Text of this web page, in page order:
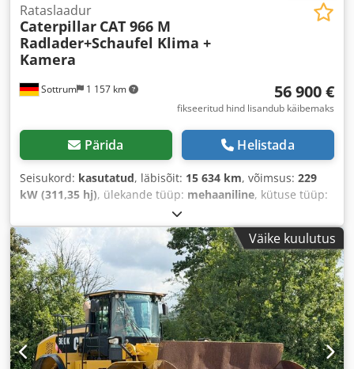
Sottrum 1 157 km
Rataslaadur
Caterpillar CAT 966 M
Radlader+Schaufel Klima +
Kamera
56 900 €
fikseeritud hind lisandub käibemaks
Pärida Helistada
Seisukord: kasutatud, läbisõit: 15 634 km, võimsus: 229
kW (311,35 hj), ülekande tüüp: mehaaniline, kütuse tüüp:
, kogumass:
23 200 kg, maksimaalne kandevõime:15 000 kg, telje
konfiguratsioon:
, istekohtade arv:1, esmane
registreerimine:
, pidurid:mootoriga
pidurdamine, Ehitusaasta:2016, töötunnid:15 634 h, juhi
kabiin:päevakabiin, Varustus:diferentsiaali lukk,
immobilisaatorisüsteem, kabiin, kliimaseade, nelikvedu,
pardaarvuti, parkimissensorid, peakaitse, roolivõimendi,
standardkopp, suruõhupidur, tahmafilter, täiendavad
esitulede,
Väike kuulutus